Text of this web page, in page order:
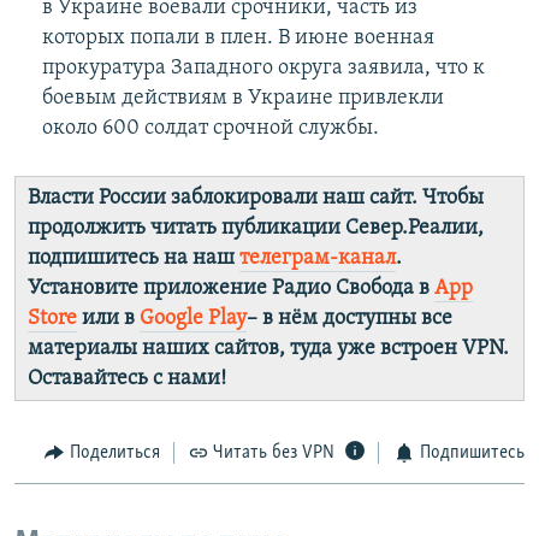
в Украине воевали срочники, часть из
которых попали в плен. В июне военная
прокуратура Западного округа заявила, что к
боевым действиям в Украине привлекли
около 600 солдат срочной службы.
Власти России заблокировали наш сайт. Чтобы
продолжить читать публикации Север.Реалии,
подпишитесь на наш телеграм-канал.
Установите приложение Радио Свобода в App
Store или в Google Play– в нём доступны все
материалы наших сайтов, туда уже встроен VPN.
Оставайтесь с нами!
Поделиться Читать без VPN Подпишитесь